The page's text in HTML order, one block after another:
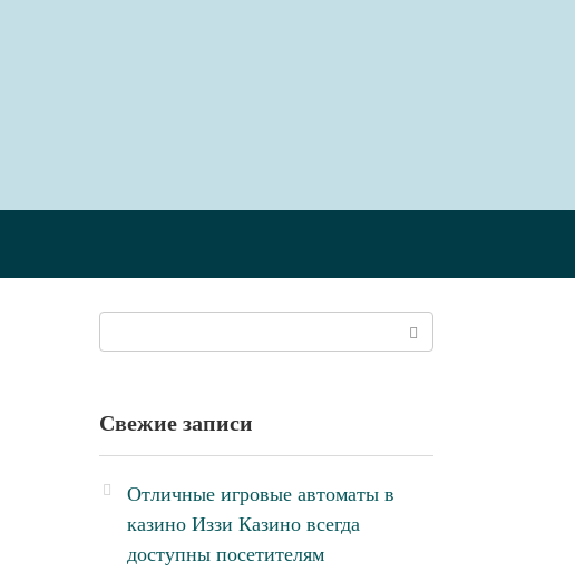
Свежие записи
Отличные игровые автоматы в
казино Иззи Казино всегда
доступны посетителям